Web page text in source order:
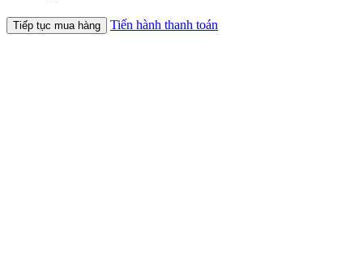
Tiếp tục mua hàng Tiến hành thanh toán